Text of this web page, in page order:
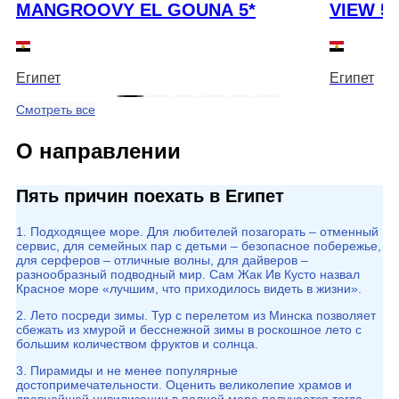
MANGROOVY EL GOUNA 5*
Египет
VIEW 5*
Египет
Смотреть все
О направлении
Пять причин поехать в Египет
1. Подходящее море. Для любителей позагорать – отменный
сервис, для семейных пар с детьми – безопасное побережье,
для серферов – отличные волны, для дайверов –
разнообразный подводный мир. Сам Жак Ив Кусто назвал
Красное море «лучшим, что приходилось видеть в жизни».
2. Лето посреди зимы. Тур с перелетом из Минска позволяет
сбежать из хмурой и бесснежной зимы в роскошное лето с
большим количеством фруктов и солнца.
3. Пирамиды и не менее популярные
достопримечательности. Оценить великолепие храмов и